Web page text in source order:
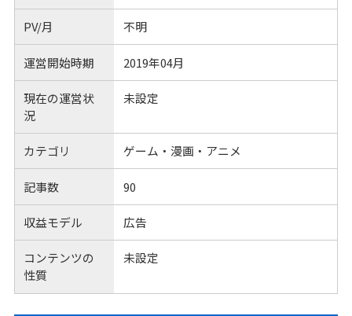
PV/月 不明
運営開始時期 2019年04月
現在の運営状
況
未設定
カテゴリ ゲーム・漫画・アニメ
記事数 90
収益モデル 広告
コンテンツの
性質
未設定